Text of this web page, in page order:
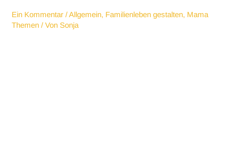
Ein Kommentar /Allgemein, Familienleben gestalten, Mama
Themen / VonSonja